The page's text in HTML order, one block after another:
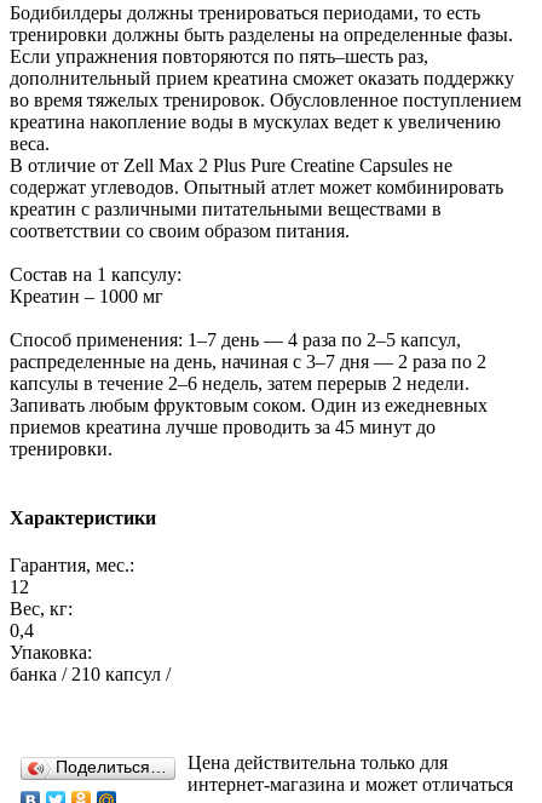
Бодибилдеры должны тренироваться периодами, то есть
тренировки должны быть разделены на определенные фазы.
Если упражнения повторяются по пять–шесть раз,
дополнительный прием креатина сможет оказать поддержку
во время тяжелых тренировок. Обусловленное поступлением
креатина накопление воды в мускулах ведет к увеличению
веса.
В отличие от Zell Max 2 Plus Pure Creatine Capsules не
содержат углеводов. Опытный атлет может комбинировать
креатин с различными питательными веществами в
соответствии со своим образом питания.
Состав на 1 капсулу:
Креатин – 1000 мг
Способ применения: 1–7 день — 4 раза по 2–5 капсул,
распределенные на день, начиная с 3–7 дня — 2 раза по 2
капсулы в течение 2–6 недель, затем перерыв 2 недели.
Запивать любым фруктовым соком. Один из ежедневных
приемов креатина лучше проводить за 45 минут до
тренировки.
Характеристики
Гарантия, мес.:
12
Вес, кг:
0,4
Упаковка:
банка / 210 капсул /
Поделиться…
Цена действительна только для
интернет-магазина и может отличаться